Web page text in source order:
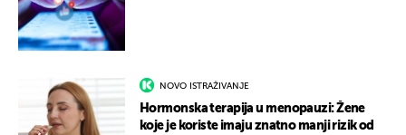
NOVO ISTRAŽIVANJE
Hormonska terapija u menopauzi: Žene
koje je koriste imaju znatno manji rizik od